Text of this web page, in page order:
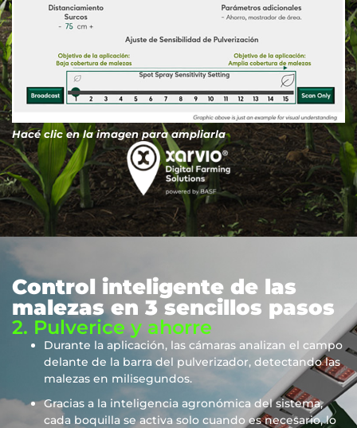
Hacé clic en la imagen para ampliarla
Control inteligente de las
malezas en 3 sencillos pasos
2. Pulverice y ahorre
Durante la aplicación, las cámaras analizan el campo
delante de la barra del pulverizador, detectando las
malezas en milisegundos.
Gracias a la inteligencia agronómica del sistema,
cada boquilla se activa solo cuando es necesario, lo